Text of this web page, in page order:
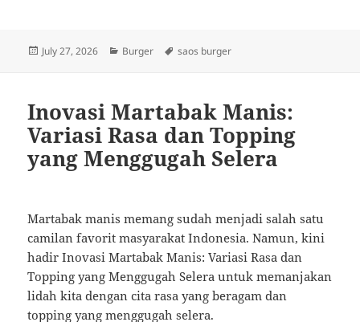
Posted
July 27, 2026 Categories
Burger Tags
saos burger
Inovasi Martabak Manis:
Variasi Rasa dan Topping
yang Menggugah Selera
Martabak manis memang sudah menjadi salah satu
camilan favorit masyarakat Indonesia. Namun, kini
hadir Inovasi Martabak Manis: Variasi Rasa dan
Topping yang Menggugah Selera untuk memanjakan
lidah kita dengan cita rasa yang beragam dan
topping yang menggugah selera.